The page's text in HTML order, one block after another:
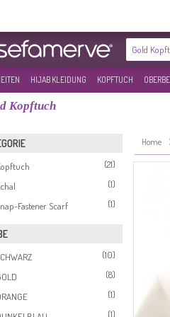
HIJAB KLEIDUNG KOPFTUCH
Kopftuch
(21)
(1)
Fastener Scarf
(1)
(10)
(8)
(1)
(1)
Home